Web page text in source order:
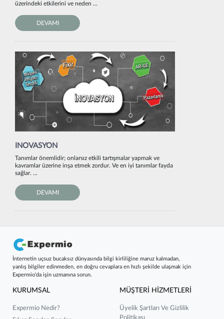
üzerindeki etkilerini ve neden ...
DEVAMI
INOVASYON
Tanımlar önemlidir; onlarsız etkili tartışmalar yapmak ve
kavramlar üzerine inşa etmek zordur. Ve en iyi tanımlar fayda
sağlar. ...
DEVAMI
İnternetin uçsuz bucaksız dünyasında bilgi kirliliğine maruz kalmadan,
yanlış bilgiler edinmeden, en doğru cevaplara en hızlı şekilde ulaşmak için
Expermio’da işin uzmanına sorun.
KURUMSAL
Expermio Nedir?
MÜŞTERİ HİZMETLERİ
Üyelik Şartları Ve Gizlilik